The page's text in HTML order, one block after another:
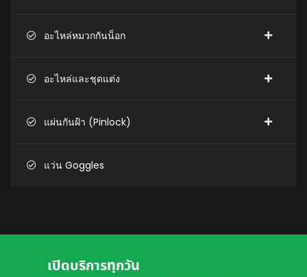
อะไหล่หมวกกันน็อก
อะไหล่และชุดแต่ง
แผ่นกันฝ้า (Pinlock)
แว่น Goggles
เปิดบริการทุกวัน